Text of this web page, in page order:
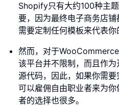
Shopify只有大约100种主
要，因为最终电子商务店
需要定制任何模板来代表你
然而，对于WooCommerce
该平台并不限制，而且作
源代码，因此，如果你需
可以雇佣自由职业者来为
者的选择也很多。